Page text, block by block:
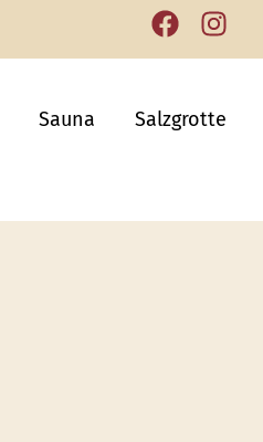
Sauna Salzgrotte